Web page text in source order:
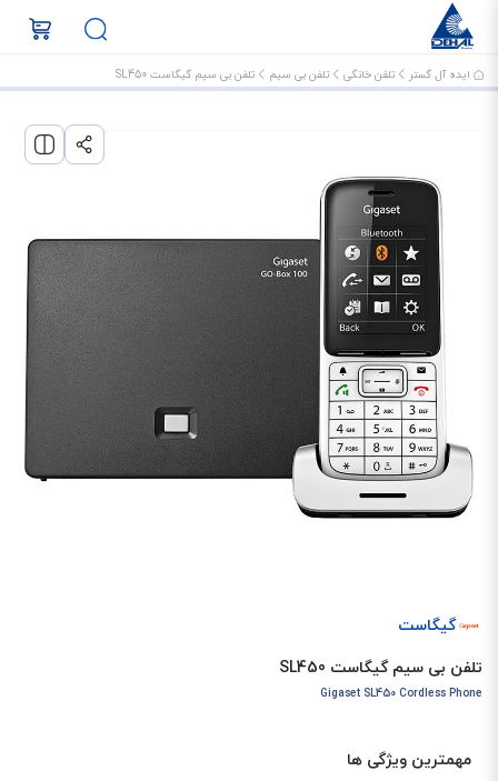
ایده آل گستر تلفن خانگی تلفن بی سیم تلفن بی سیم گیگاست SL450
گیگاست
تلفن بی سیم گیگاست SL450
Gigaset SL450 Cordless Phone
مهمترین ویژگی ها